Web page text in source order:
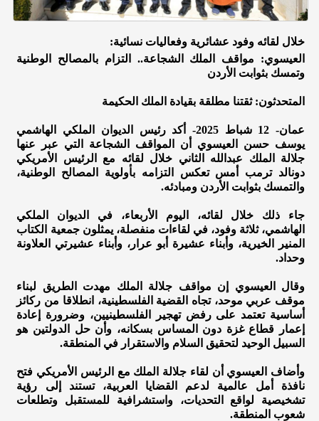
خلال لقائه وفود عشائرية وفعاليات نسائية:
العيسوي: مواقف الملك الشجاعة.. التزام بالمصالح الوطنية
وتمسك بثوابت الأردن
المتحدثون: ثقتنا مطلقة بقيادة الملك الحكيمة
عمان- 12 شباط 2025- أكد رئيس الديوان الملكي الهاشمي
يوسف حسن العيسوي أن المواقف الشجاعة التي عبر عنها
جلالة الملك عبدالله الثاني خلال لقائه مع الرئيس الأمريكي
دونالد ترمب أمس تعكس التزامه بأولوية المصالح الوطنية،
والتمسك بثوابت الأردن ومبادئه.
جاء ذلك خلال لقائه، اليوم الأربعاء، في الديوان الملكي
الهاشمي، ثلاثة وفود، في لقاءات منفصلة، يمثلون جمعية الكتاب
المنير الخيرية، وأبناء عشيرة أبو عرار، وأبناء عشيرتي العلاونة
وحداد.
وقال العيسوي إن مواقف جلالة الملك مهدت الطريق لبناء
موقف عربي موحد، تجاه القضية الفلسطينية، انطلاقا من ركائز
أساسية تعتمد على رفض تهجير الفلسطينيين، وضرورة إعادة
إعمار قطاع غزة دون المساس بسكانه، وأن حل الدولتين هو
السبيل الوحيد لتحقيق السلام والاستقرار في المنطقة.
وأضاف العيسوي أن لقاء جلالة الملك مع الرئيس الأمريكي فتح
نافذة أمل عالمية لدعم القضايا العربية، تستند إلى رؤية
تشخيصية لواقع التحديات، واستشرافية للمستقبل وتطلعات
شعوب المنطقة.